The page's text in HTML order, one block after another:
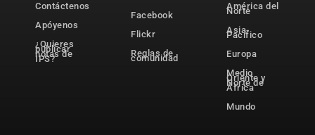
Contáctenos
Apóyenos
¿Quieres
publicar
notas de
IPS?
Facebook
Flickr
Reglas de
comunidad
América del
Norte
Asia-
Pacífico
Europa
Medio
Oriente y
Norte de
África
Mundo